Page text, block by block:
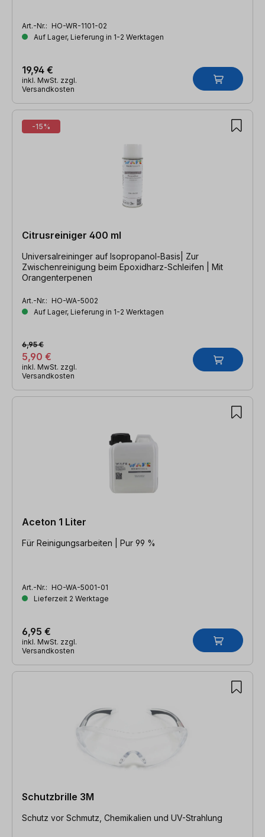
Art.-Nr.: HO-WR-1101-02
Auf Lager, Lieferung in 1-2 Werktagen
19,94 €
inkl. MwSt. zzgl.
Versandkosten
-15%
Citrusreiniger 400 ml
Universalreininger auf Isopropanol-Basis| Zur
Zwischenreinigung beim Epoxidharz-Schleifen | Mit
Orangenterpenen
Art.-Nr.: HO-WA-5002
Auf Lager, Lieferung in 1-2 Werktagen
5,90 €
6,95 €
inkl. MwSt. zzgl.
Versandkosten
Aceton 1 Liter
Für Reinigungsarbeiten | Pur 99 %
Art.-Nr.: HO-WA-5001-01
Lieferzeit 2 Werktage
6,95 €
inkl. MwSt. zzgl.
Versandkosten
Schutzbrille 3M
Schutz vor Schmutz, Chemikalien und UV-Strahlung